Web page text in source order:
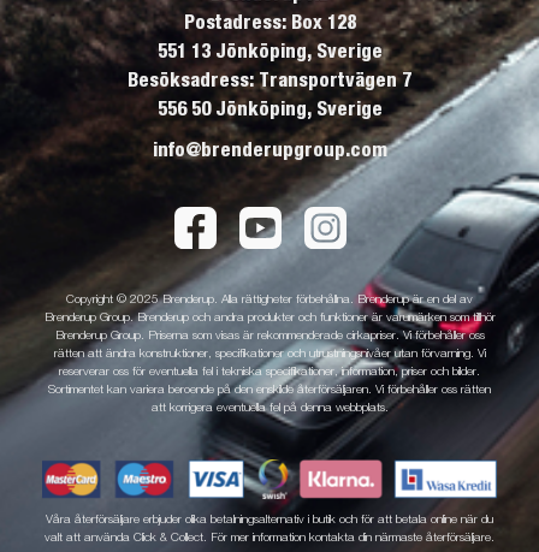
Postadress: Box 128
551 13 Jönköping, Sverige
Besöksadress: Transportvägen 7
556 50 Jönköping, Sverige
info@brenderupgroup.com
Copyright © 2025 Brenderup. Alla rättigheter förbehållna. Brenderup är en del av
Brenderup Group. Brenderup och andra produkter och funktioner är varumärken som tillhör
Brenderup Group. Priserna som visas är rekommenderade cirkapriser. Vi förbehåller oss
rätten att ändra konstruktioner, specifikationer och utrustningsnivåer utan förvarning. Vi
reserverar oss för eventuella fel i tekniska specifikationer, information, priser och bilder.
Sortimentet kan variera beroende på den enskilde återförsäljaren. Vi förbehåller oss rätten
att korrigera eventuella fel på denna webbplats.
Våra återförsäljare erbjuder olika betalningsalternativ i butik och för att betala online när du
valt att använda Click & Collect. För mer information kontakta din närmaste återförsäljare.